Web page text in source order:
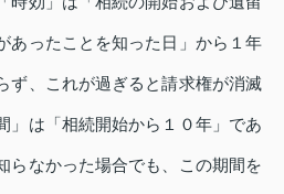
あったことを知った日」から１年
ず、これが過ぎると請求権が消滅
」は「相続開始から１０年」であ
らなかった場合でも、この期間を